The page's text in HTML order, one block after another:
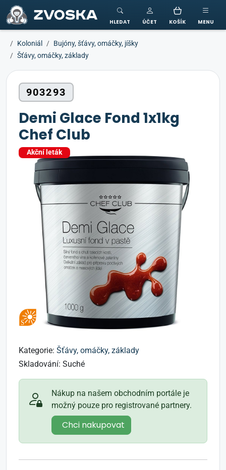
ZVOSKA
HLEDAT ÚČET KOŠÍK MENU
Koloniál
Bujóny, šťávy, omáčky, jíšky
Šťávy, omáčky, základy
903293
Demi Glace Fond 1x1kg
Chef Club
Akční leták
Kategorie: Šťávy, omáčky, základy
Skladování: Suché
Nákup na našem obchodním portále je
možný pouze pro registrované partnery.
Chci nakupovat